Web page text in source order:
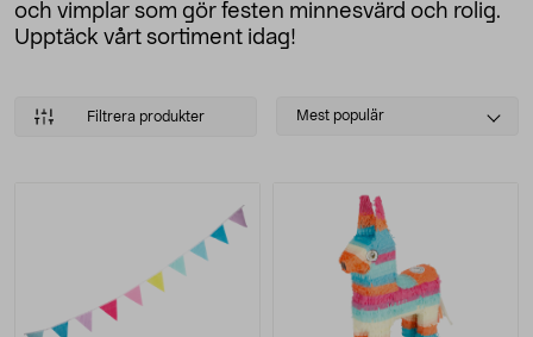
och vimplar som gör festen minnesvärd och rolig.
Upptäck vårt sortiment idag!
Filtrera produkter
Select
Mest populär